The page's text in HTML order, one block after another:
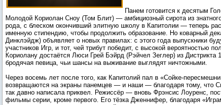
Панем готовится к десятым
Молодой Кориолан Сноу (Том Блит) — амбициозный сирота из
рода, с блеском окончивший элитную школу в Капитолии — теперь
именную стипендию, чтобы продолжить образование. Но коварный
Динклэйдж) объявляет о новых правилах: с этого года выпускники
участников Игр, и тот, чей трибут победит, с высокой вероятностью
Кориолану достаётся Люси Грей Бэйрд (Рэйчел Зеглер) из
бродячая певица, чьи шансы на выживание выглядят ничтожными.
Через восемь лет после того, как Капитолий пал в «Сойке-
возвращаются на экраны панемцев — и наши — благодаря тому, что
так давно написала приквел. Режиссёр — вновь Фрэнсис Лоуренс,
фильмы серии, кроме первого. Его тёзка Дженнифер, благодаря